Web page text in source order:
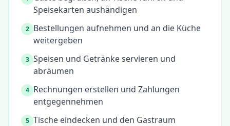
Speisekarten aushändigen
2 Bestellungen aufnehmen und an die Küche
weitergeben
3 Speisen und Getränke servieren und
abräumen
4 Rechnungen erstellen und Zahlungen
entgegennehmen
5 Tische eindecken und den Gastraum